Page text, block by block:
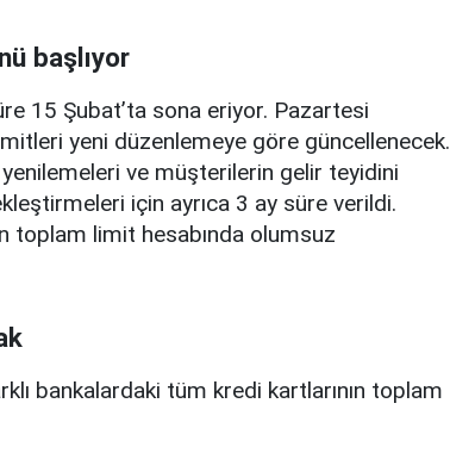
başlıyor
15 Şubat’ta sona eriyor. Pazartesi
yeni düzenlemeye göre güncellenecek.
yenilemeleri ve müşterilerin gelir teyidini
için ayrıca 3 ay süre verildi.
toplam limit hesabında olumsuz
bankalardaki tüm kredi kartlarının toplam